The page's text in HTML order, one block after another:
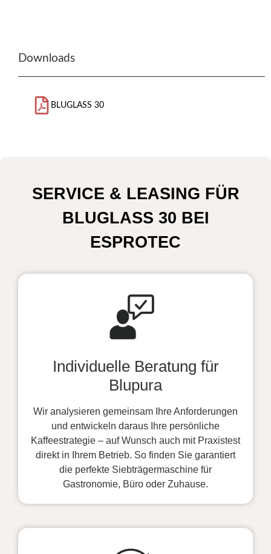
Downloads
BLUGLASS 30
SERVICE & LEASING FÜR
BLUGLASS 30 BEI
ESPROTEC
Individuelle Beratung für
Blupura
Wir analysieren gemeinsam Ihre Anforderungen
und entwickeln daraus Ihre persönliche
Kaffeestrategie – auf Wunsch auch mit Praxistest
direkt in Ihrem Betrieb. So finden Sie garantiert
die perfekte Siebträgermaschine für
Gastronomie, Büro oder Zuhause.